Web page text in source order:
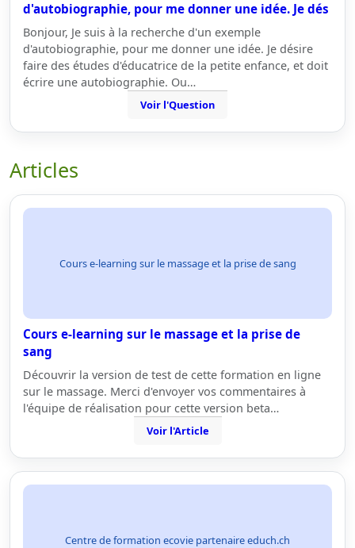
d'autobiographie, pour me donner une idée. Je dés
Bonjour, Je suis à la recherche d'un exemple
d'autobiographie, pour me donner une idée. Je désire
faire des études d'éducatrice de la petite enfance, et doit
écrire une autobiographie. Ou…
Voir l'Question
Articles
Cours e-learning sur le massage et la prise de sang
Cours e-learning sur le massage et la prise de
sang
Découvrir la version de test de cette formation en ligne
sur le massage. Merci d'envoyer vos commentaires à
l'équipe de réalisation pour cette version beta…
Voir l'Article
Centre de formation ecovie partenaire educh.ch